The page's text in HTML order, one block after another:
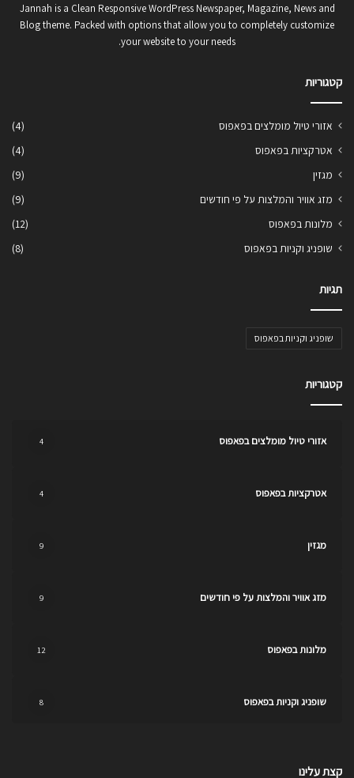
Jannah is a Clean Responsive WordPress Newspaper, Magazine, News and
Blog theme. Packed with options that allow you to completely customize
your website to your needs.
קטגוריות
אזורי טיול מומלצים בפאפוס
(4)
אטרקציות בפאפוס
(4)
מגזין
(9)
מזג אוויר והמלצות על פי חודשים
(9)
מלונות בפאפוס
(12)
שופניג וקניות בפאפוס
(8)
תגיות
שופניג וקניות בפאפוס
קטגוריות
אזורי טיול מומלצים בפאפוס 4
אטרקציות בפאפוס 4
מגזין 9
מזג אוויר והמלצות על פי חודשים 9
מלונות בפאפוס 12
שופניג וקניות בפאפוס 8
קצת עלינו